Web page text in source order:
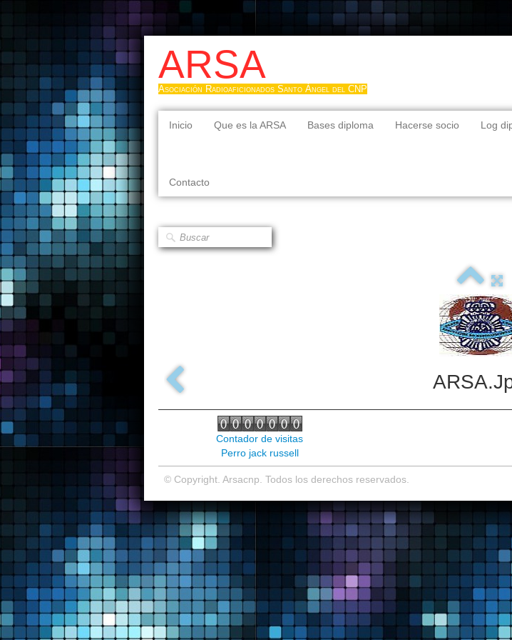
ARSA
Asociación Radioaficionados Santo Ángel del CNP
Inicio Que es la ARSA Bases diploma Hacerse socio Log
Contacto
Contador de visitas
Perro jack russell
© Copyright. Arsacnp. Todos los derechos reservados.